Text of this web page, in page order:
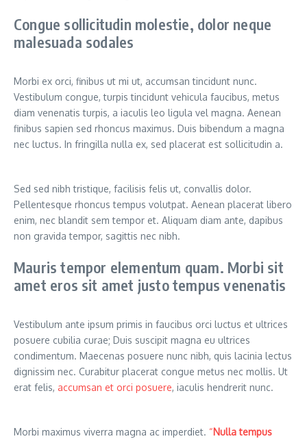
Congue sollicitudin molestie, dolor neque
malesuada sodales
Morbi ex orci, finibus ut mi ut, accumsan tincidunt nunc.
Vestibulum congue, turpis tincidunt vehicula faucibus, metus
diam venenatis turpis, a iaculis leo ligula vel magna. Aenean
finibus sapien sed rhoncus maximus. Duis bibendum a magna
nec luctus. In fringilla nulla ex, sed placerat est sollicitudin a.
Sed sed nibh tristique, facilisis felis ut, convallis dolor.
Pellentesque rhoncus tempus volutpat. Aenean placerat libero
enim, nec blandit sem tempor et. Aliquam diam ante, dapibus
non gravida tempor, sagittis nec nibh.
Mauris tempor elementum quam. Morbi sit
amet eros sit amet justo tempus venenatis
Vestibulum ante ipsum primis in faucibus orci luctus et ultrices
posuere cubilia curae; Duis suscipit magna eu ultrices
condimentum. Maecenas posuere nunc nibh, quis lacinia lectus
dignissim nec. Curabitur placerat congue metus nec mollis. Ut
erat felis, accumsan et orci posuere, iaculis hendrerit nunc.
Morbi maximus viverra magna ac imperdiet. “Nulla tempus